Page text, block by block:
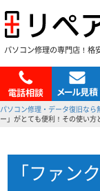
パソコン修理の専門店！格
パソコン修理・データ復旧なら
ー」がとても便利！その使い方
「ファン